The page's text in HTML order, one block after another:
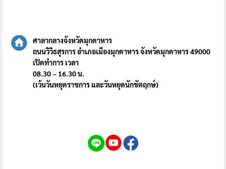
ศาลากลางจังหวัดมุกดาหาร
ถนนวิวิธสุรการ อำเภอเมืองมุกดาหาร จังหวัดมุกดาหาร 49000
เปิดทำการ เวลา
08.30 – 16.30 น.
(เว้นวันหยุดราชการ และวันหยุดนักขัตฤกษ์)